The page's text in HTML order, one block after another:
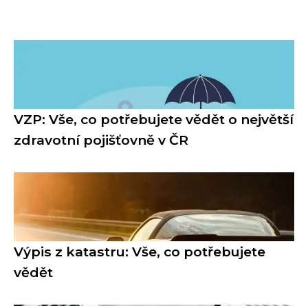
VZP: Vše, co potřebujete vědět o největší
zdravotní pojišťovně v ČR
Výpis z katastru: Vše, co potřebujete
vědět